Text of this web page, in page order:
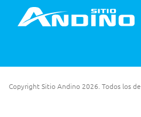
Copyright Sitio Andino 2026. Todos los